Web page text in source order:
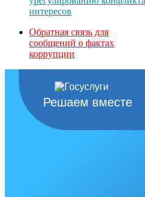
интересов
Обратная связь для
сообщений о фактах
коррупции
Решаем вместе